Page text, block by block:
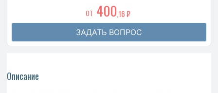
ОТ 400,16 ₽
ЗАДАТЬ ВОПРОС
Описание